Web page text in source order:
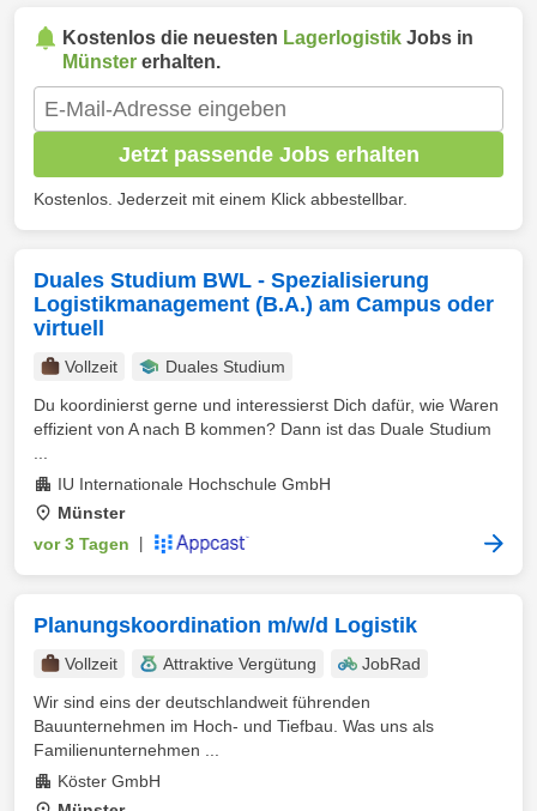
Kostenlos die neuesten Lagerlogistik Jobs in
Münster erhalten.
Jetzt passende Jobs erhalten
Kostenlos. Jederzeit mit einem Klick abbestellbar.
Duales Studium BWL - Spezialisierung
Logistikmanagement (B.A.) am Campus oder
virtuell
Vollzeit
Duales Studium
Du koordinierst gerne und interessierst Dich dafür, wie Waren
effizient von A nach B kommen? Dann ist das Duale Studium
IU Internationale Hochschule GmbH
Münster
vor 3 Tagen
Planungskoordination m/w/d Logistik
Vollzeit Attraktive Vergütung
JobRad
Wir sind eins der deutschlandweit führenden
Bauunternehmen im Hoch- und Tiefbau. Was uns als
Familienunternehmen ...
Köster GmbH